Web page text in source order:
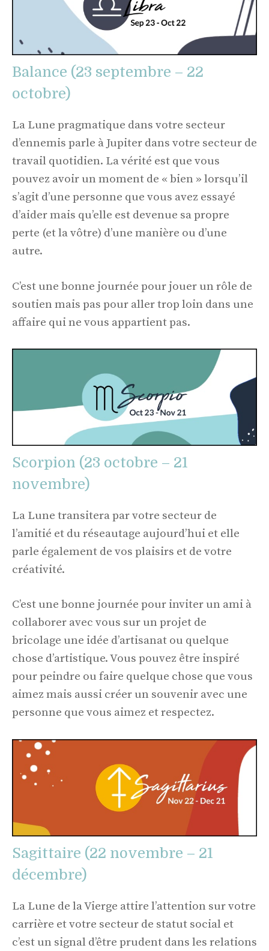
Balance (23 septembre – 22
octobre)
La Lune pragmatique dans votre secteur
d’ennemis parle à Jupiter dans votre secteur de
travail quotidien. La vérité est que vous
pouvez avoir un moment de « bien » lorsqu’il
s’agit d’une personne que vous avez essayé
d’aider mais qu’elle est devenue sa propre
perte (et la vôtre) d’une manière ou d’une
autre.
C’est une bonne journée pour jouer un rôle de
soutien mais pas pour aller trop loin dans une
affaire qui ne vous appartient pas.
Scorpion (23 octobre – 21
novembre)
La Lune transitera par votre secteur de
l’amitié et du réseautage aujourd’hui et elle
parle également de vos plaisirs et de votre
créativité.
C’est une bonne journée pour inviter un ami à
collaborer avec vous sur un projet de
bricolage une idée d’artisanat ou quelque
chose d’artistique. Vous pouvez être inspiré
pour peindre ou faire quelque chose que vous
aimez mais aussi créer un souvenir avec une
personne que vous aimez et respectez.
Sagittaire (22 novembre – 21
décembre)
La Lune de la Vierge attire l’attention sur votre
carrière et votre secteur de statut social et
c’est un signal d’être prudent dans les relations